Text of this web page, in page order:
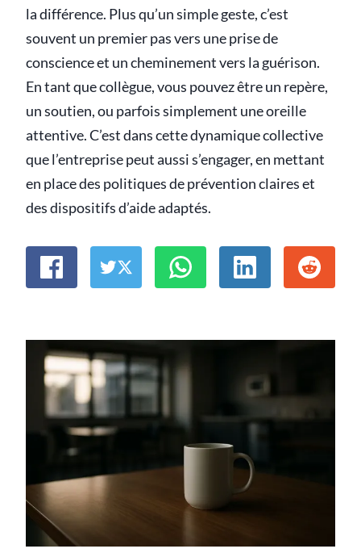
la différence. Plus qu’un simple geste, c’est
souvent un premier pas vers une prise de
conscience et un cheminement vers la guérison.
En tant que collègue, vous pouvez être un repère,
un soutien, ou parfois simplement une oreille
attentive. C’est dans cette dynamique collective
que l’entreprise peut aussi s’engager, en mettant
en place des politiques de prévention claires et
des dispositifs d’aide adaptés.